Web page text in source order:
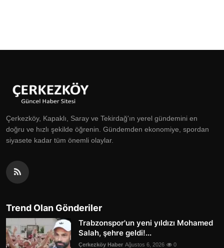
Çerkezköy, Kapaklı, Saray ve Tekirdağ'ın yerel gündemini en
doğru ve hızlı şekilde öğrenin. Gündemden ekonomiye, spordan
siyasete kadar tüm önemli olaylar.
Trend Olan Gönderiler
Trabzonspor'un yeni yıldızı Mohamed
Salah, şehre geldi!...
Çerkezköy Haber Ağustos 6, 2026 0